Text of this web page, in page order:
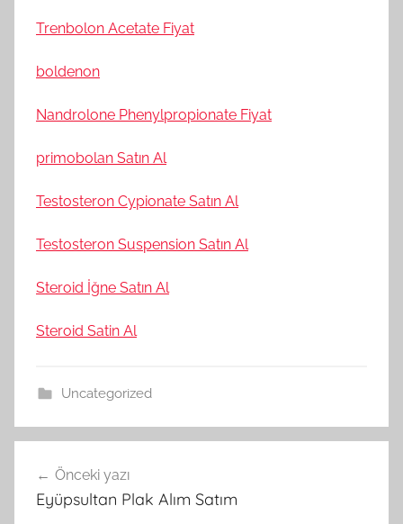
Trenbolon Acetate Fiyat
boldenon
Nandrolone Phenylpropionate Fiyat
primobolan Satın Al
Testosteron Cypionate Satın Al
Testosteron Suspension Satın Al
Steroid İğne Satın Al
Steroid Satin Al
Uncategorized
gezinmesi
Önceki yazı
Eyüpsultan Plak Alım Satım